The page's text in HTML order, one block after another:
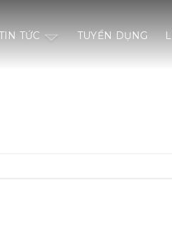
TỨC TUYỂN DỤNG